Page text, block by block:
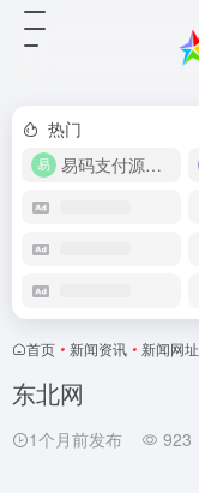
热门
易码支付源码下载
首页 • 新闻资讯 • 新闻网址
东北网
1个月前发布 923